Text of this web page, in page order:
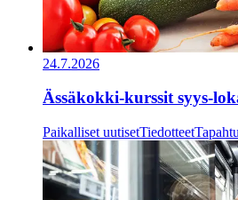
24.7.2026
Ässäkokki-kurssit syys-
Paikalliset uutisetTiedotteet